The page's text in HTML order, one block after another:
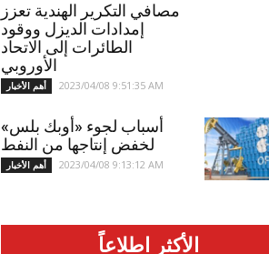
مصافي التكرير الهندية تعزز
إمدادات الديزل ووقود
الطائرات إلى الاتحاد
الأوروبي
أهم الأخبار 2023/04/08 9:51:35 AM
أسباب لجوء «أوبك بلس»
لخفض إنتاجها من النفط
أهم الأخبار 2023/04/08 9:13:12 AM
الأكثر اطلاعاً